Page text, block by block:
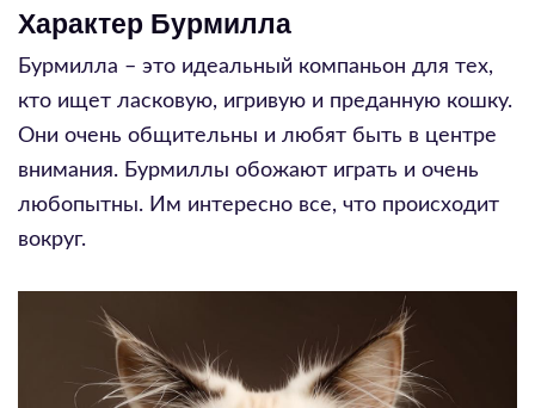
Характер Бурмилла
Бурмилла – это идеальный компаньон для тех,
кто ищет ласковую, игривую и преданную кошку.
Они очень общительны и любят быть в центре
внимания. Бурмиллы обожают играть и очень
любопытны. Им интересно все, что происходит
вокруг.